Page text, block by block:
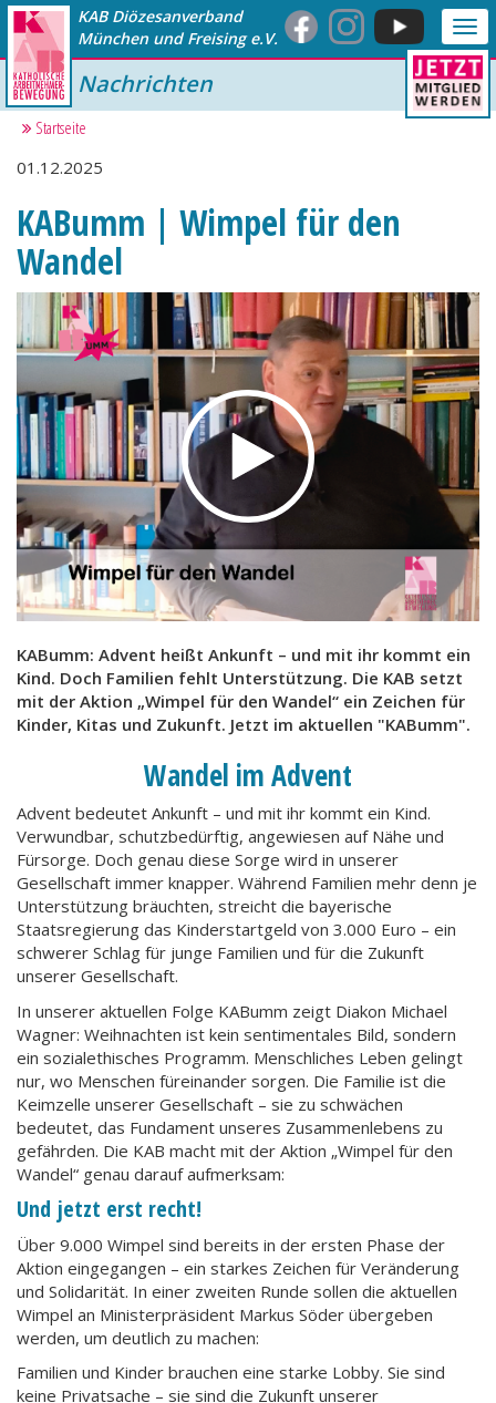
KAB Diözesanverband
München und Freising e.V.
Nachrichten
Startseite
01.12.2025
KABumm | Wimpel für den
Wandel
KABumm: Advent heißt Ankunft – und mit ihr kommt ein
Kind. Doch Familien fehlt Unterstützung. Die KAB setzt
mit der Aktion „Wimpel für den Wandel“ ein Zeichen für
Kinder, Kitas und Zukunft. Jetzt im aktuellen "KABumm".
Wandel im Advent
Advent bedeutet Ankunft – und mit ihr kommt ein Kind.
Verwundbar, schutzbedürftig, angewiesen auf Nähe und
Fürsorge. Doch genau diese Sorge wird in unserer
Gesellschaft immer knapper. Während Familien mehr denn je
Unterstützung bräuchten, streicht die bayerische
Staatsregierung das Kinderstartgeld von 3.000 Euro – ein
schwerer Schlag für junge Familien und für die Zukunft
unserer Gesellschaft.
In unserer aktuellen Folge KABumm zeigt Diakon Michael
Wagner: Weihnachten ist kein sentimentales Bild, sondern
ein sozialethisches Programm. Menschliches Leben gelingt
nur, wo Menschen füreinander sorgen. Die Familie ist die
Keimzelle unserer Gesellschaft – sie zu schwächen
bedeutet, das Fundament unseres Zusammenlebens zu
gefährden. Die KAB macht mit der Aktion „Wimpel für den
Wandel“ genau darauf aufmerksam:
Und jetzt erst recht!
Über 9.000 Wimpel sind bereits in der ersten Phase der
Aktion eingegangen – ein starkes Zeichen für Veränderung
und Solidarität. In einer zweiten Runde sollen die aktuellen
Wimpel an Ministerpräsident Markus Söder übergeben
werden, um deutlich zu machen:
Familien und Kinder brauchen eine starke Lobby. Sie sind
keine Privatsache – sie sind die Zukunft unserer